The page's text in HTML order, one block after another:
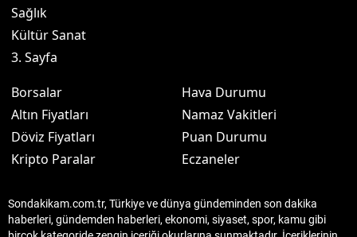
Sağlık
Kültür Sanat
3. Sayfa
Borsalar
Altın Fiyatları
Döviz Fiyatları
Kripto Paralar
Hava Durumu
Namaz Vakitleri
Puan Durumu
Eczaneler
Sondakikam.com.tr, Türkiye ve dünya gündeminden son dakika
haberleri, gündemden haberleri, ekonomi, siyaset, spor, kamu gibi